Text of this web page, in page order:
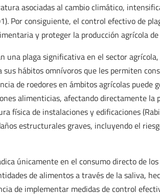
asociadas al cambio climático,
Por consiguiente, el control efectivo de
y proteger la producción agrícola
una plaga significativa en el sector
sus hábitos omnívoros que les permiten
de roedores en ámbitos agrícolas
alimenticias, afectando directamente la
física de instalaciones y edificaciones
estructurales graves, incluyendo el
únicamente en el consumo directo de
de alimentos a través de la saliva,
de implementar medidas de control